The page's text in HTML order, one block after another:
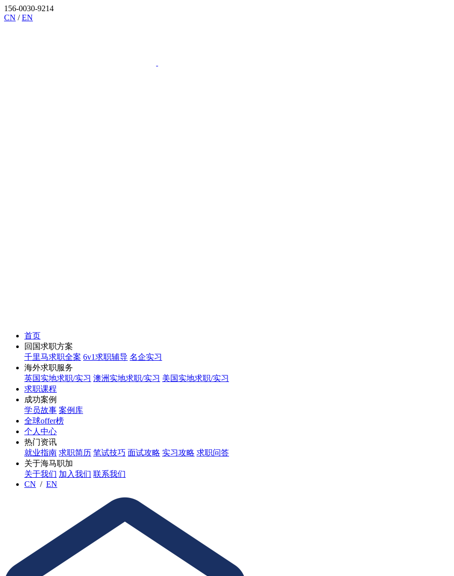
156-0030-9214
CN /EN
首页
回国求职方案
千里马求职全案 6v1求职辅导 名企实习
海外求职服务
英国实地求职/实习 澳洲实地求职/实习 美国实地求职/实习
求职课程
成功案例
学员故事 案例库
全球offer榜
个人中心
热门资讯
就业指南 求职简历 笔试技巧 面试攻略 实习攻略 求职问答
关于海马职加
关于我们 加入我们 联系我们
CN / EN